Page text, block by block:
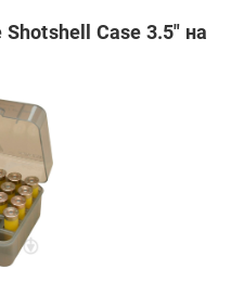
Case 3.5" на